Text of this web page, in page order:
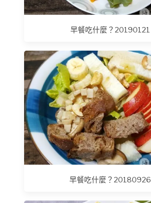
早餐吃什麼？20190121
早餐吃什麼？20180926